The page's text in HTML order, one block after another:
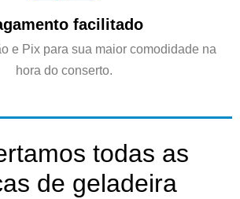
facilitado
e Pix para sua maior comodidade na
hora do conserto.
todas as
de geladeira